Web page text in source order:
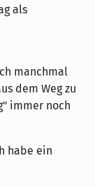
als
manchmal
dem Weg zu
immer noch
habe ein